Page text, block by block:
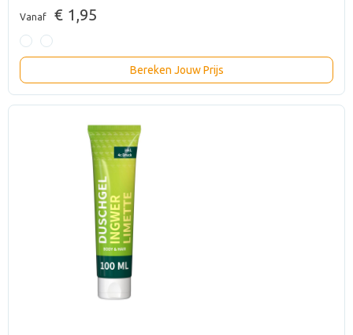
Vanaf € 1,95
Bereken Jouw Prijs